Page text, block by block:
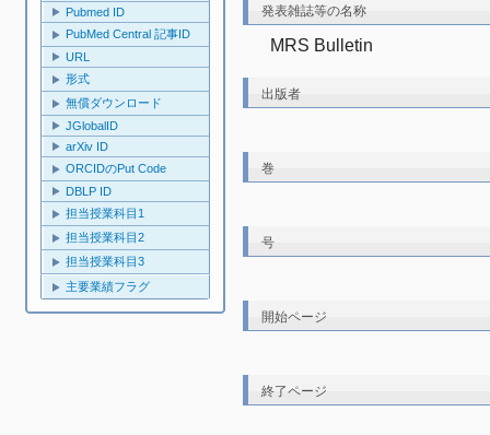
Pubmed ID
PubMed Central 記事ID
URL
形式
無償ダウンロード
JGlobalID
arXiv ID
ORCIDのPut Code
DBLP ID
担当授業科目1
担当授業科目2
担当授業科目3
主要業績フラグ
発表雑誌等の名称
MRS Bulletin
出版者
巻
号
開始ページ
終了ページ